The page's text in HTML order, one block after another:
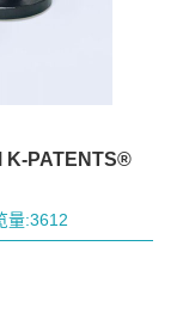
K‑PATENTS®
量:3612